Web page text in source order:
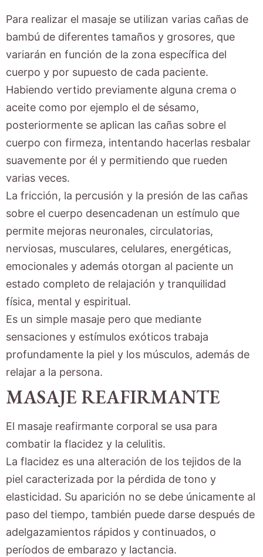
Para realizar el masaje se utilizan varias cañas de
bambú de diferentes tamaños y grosores, que
variarán en función de la zona específica del
cuerpo y por supuesto de cada paciente.
Habiendo vertido previamente alguna crema o
aceite como por ejemplo el de sésamo,
posteriormente se aplican las cañas sobre el
cuerpo con firmeza, intentando hacerlas resbalar
suavemente por él y permitiendo que rueden
varias veces.
La fricción, la percusión y la presión de las cañas
sobre el cuerpo desencadenan un estímulo que
permite mejoras neuronales, circulatorias,
nerviosas, musculares, celulares, energéticas,
emocionales y además otorgan al paciente un
estado completo de relajación y tranquilidad
física, mental y espiritual.
Es un simple masaje pero que mediante
sensaciones y estímulos exóticos trabaja
profundamente la piel y los músculos, además de
relajar a la persona.
MASAJE REAFIRMANTE
El masaje reafirmante corporal se usa para
combatir la flacidez y la celulitis.
La flacidez es una alteración de los tejidos de la
piel caracterizada por la pérdida de tono y
elasticidad. Su aparición no se debe únicamente al
paso del tiempo, también puede darse después de
adelgazamientos rápidos y continuados, o
períodos de embarazo y lactancia.